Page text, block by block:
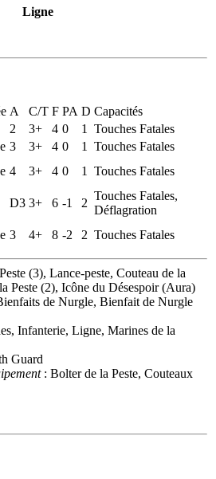
Ligne
A C/T F PA D Capacités
2 3+ 4 0 1
Touches Fatales
3 3+ 4 0 1
Touches Fatales
4 3+ 4 0 1 Touches Fatales
D3 3+ 6 -1 2
Touches Fatales,
Déflagration
3 4+ 8 -2 2 Touches Fatales
(3), Lance-peste, Couteau de la
Peste (2), Icône du Désespoir (Aura)
de Nurgle, Bienfait de Nurgle
Infanterie, Ligne, Marines de la
Guard
: Bolter de la Peste, Couteaux